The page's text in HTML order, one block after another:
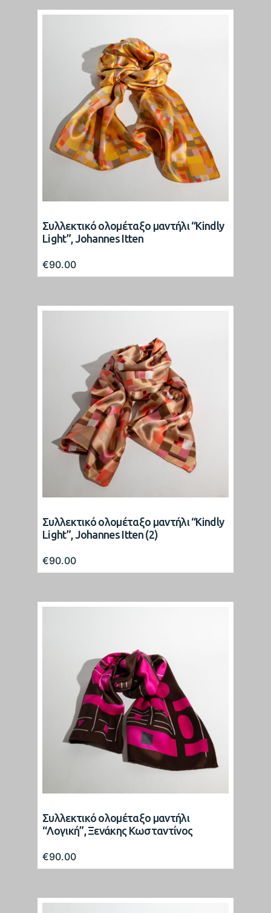
Συλλεκτικό ολομέταξο μαντήλι “Kindly
Light”, Johannes Itten
€90.00
Συλλεκτικό ολομέταξο μαντήλι “Kindly
Light”, Johannes Itten (2)
€90.00
Συλλεκτικό ολομέταξο μαντήλι
“Λογική”, Ξενάκης Κωσταντίνος
€90.00